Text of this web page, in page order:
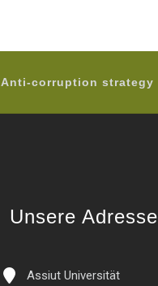
Anti-corruption strategy
Unsere Adresse
Assiut Universität